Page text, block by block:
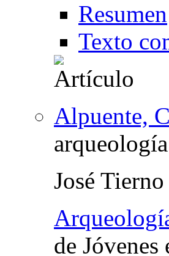
Resumen
Texto
Alpuente,
José
de